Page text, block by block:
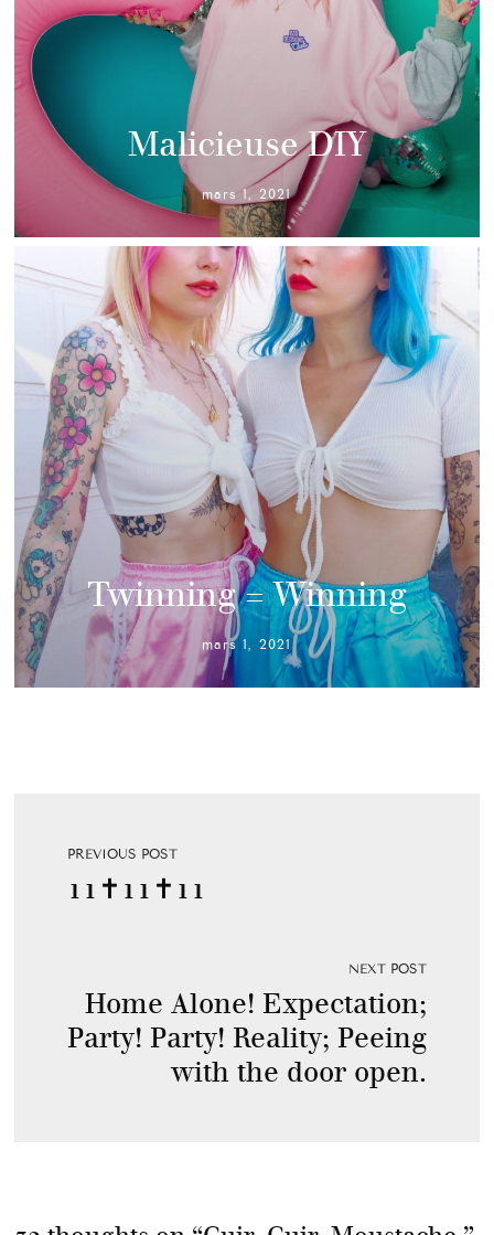
Malicieuse DIY
mars 1, 2021
Twinning = Winning
mars 1, 2021
PREVIOUS POST
11✝11✝11
NEXT POST
Home Alone! Expectation;
Party! Party! Reality; Peeing
with the door open.